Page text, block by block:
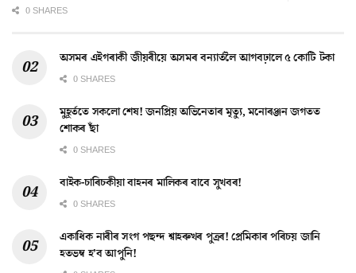
0 SHARES
অসমৰ এইগৰাকী জীয়ৰীয়ে অসমৰ বন্যাৰ্তলৈ আগবঢ়ালে ৫ কোটি টকা
0 SHARES
মুহূৰ্ততে সকলো শেষ! জনপ্ৰিয় অভিনেতাৰ মৃত্যু, মনোৰঞ্জন জগতত
শোকৰ ছাঁ
0 SHARES
বাইক-চাৰিচকীয়া বাহনৰ মালিকৰ বাবে সুখবৰ!
0 SHARES
একাধিক নাৰীৰ সংগ পছন্দ শ্বাহৰুখৰ পুত্ৰৰ! প্ৰেমিকাৰ পৰিচয় জানি
হতভম্ব হ’ব আপুনি!